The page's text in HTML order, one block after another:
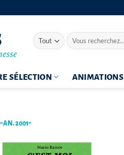
Recherche
pour :
SÉLECTION ANIMATIONS
2001”